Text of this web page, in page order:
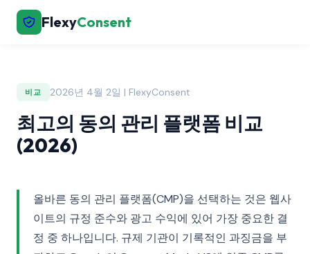
FlexyConsent
비교 2026년 4월 2일 | FlexyConsent
최고의 동의 관리 플랫폼 비교
(2026)
올바른 동의 관리 플랫폼(CMP)을 선택하는 것은 웹사
이트의 규정 준수와 광고 수익에 있어 가장 중요한 결
정 중 하나입니다. 규제 기관이 기록적인 과징금을 부